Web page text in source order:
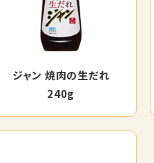
ジャン 焼肉の生だれ
240g